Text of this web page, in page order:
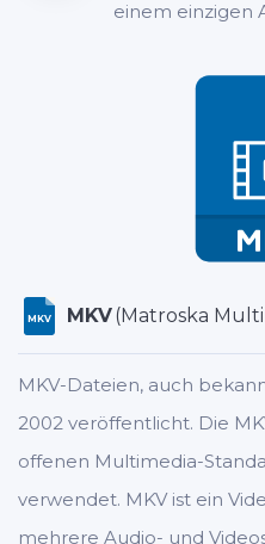
einem einzigen
MKV MKV(Matroska
MKV-Dateien, auch
2002 veröffentlicht. Die
offenen Multimedia-
verwendet. MKV ist ein
mehrere Audio- und